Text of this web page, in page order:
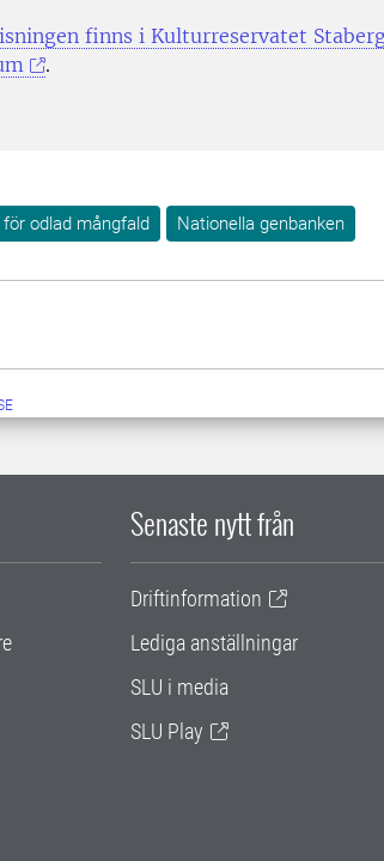
finns i Kulturreservatet
.
odlad mångfald Nationella genbanken
Senaste nytt från
Driftinformation
Lediga anställningar
SLU i media
SLU Play